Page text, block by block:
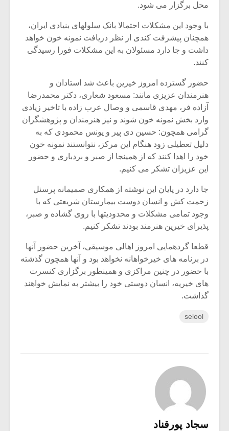
محل برگزار می شود.
با وجود این مشکلات احتمالا بانک سلولهای بنیادی ایران،
همچنان پیشرفت کندی از نظر دریافت نمونه خون خواهد
داشت و جا دارد مسئولان به این مشکلات فورا رسیدگی
کنند.
حضور گسترده امروز خیرین باعث شد استادان و
هنرمندان عزیزی مانند: مسعود شعاری، دکتر محمدرضا
آزاده فر، مهدی قاسمی و وصال عرب زاده با تاخیر زیادی
وارد بخش نمونه خون شوند و نیز هنرمندان و پژوهشگران
گرامی همچون: حسین دی پیر و یونس محمودی که به
دلیل تعطیلی زود هنگام این مرکز، نتوانستند نمونه خون
خود را اهدا کنند که از همینجا از صبر و بردباری و حضور
این عزیزان تشکر می کنیم.
جا دارد در پایان این نوشته از همکاری صمیمانه پرسنل
زحمت کش و انسان دوست بیمارستان شریعتی که با
وجود تمامی مشکلات و محدودیتها با روی گشاده و صبر،
پذیرای خیرین هنرمند بودند تشکر کنیم.
قطعا گردهمایی امروز اهالی موسیقی، آخرین حضور آنها
در برنامه های خیرخواهانه نخواهد بود و آنها همچون گذشته
با حضور در چنین مراکزی و همینطور برگزاری کنسرت
های خیریه، انسان دوستی خود را بیشتر به نمایش خواهند
گذاشت.
selool
سجاد پورقناد
اگر نمی توانی
بدنام ترین باش